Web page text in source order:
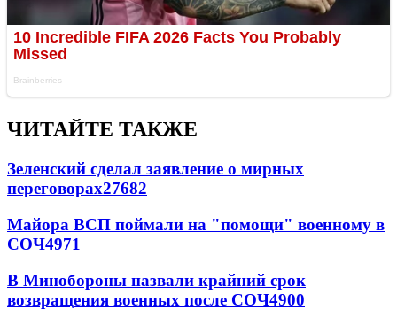
ЧИТАЙТЕ ТАКЖЕ
Зеленский сделал заявление о мирных
переговорах27682
Майора ВСП поймали на "помощи" военному в
СОЧ4971
В Минобороны назвали крайний срок
возвращения военных после СОЧ4900